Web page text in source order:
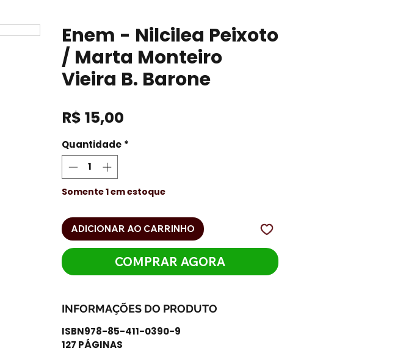
Enem - Nilcilea Peixoto
/ Marta Monteiro
Vieira B. Barone
R$ 15,00
Quantidade *
Somente 1 em estoque
ADICIONAR AO CARRINHO
COMPRAR AGORA
INFORMAÇÕES DO PRODUTO
ISBN978-85-411-0390-9
127 PÁGINAS